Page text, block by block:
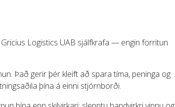
Logistics UAB sjálfkrafa — engin forritun
Það gerir þér kleift að spara tíma, peninga og
þína á einni stjórnborði.